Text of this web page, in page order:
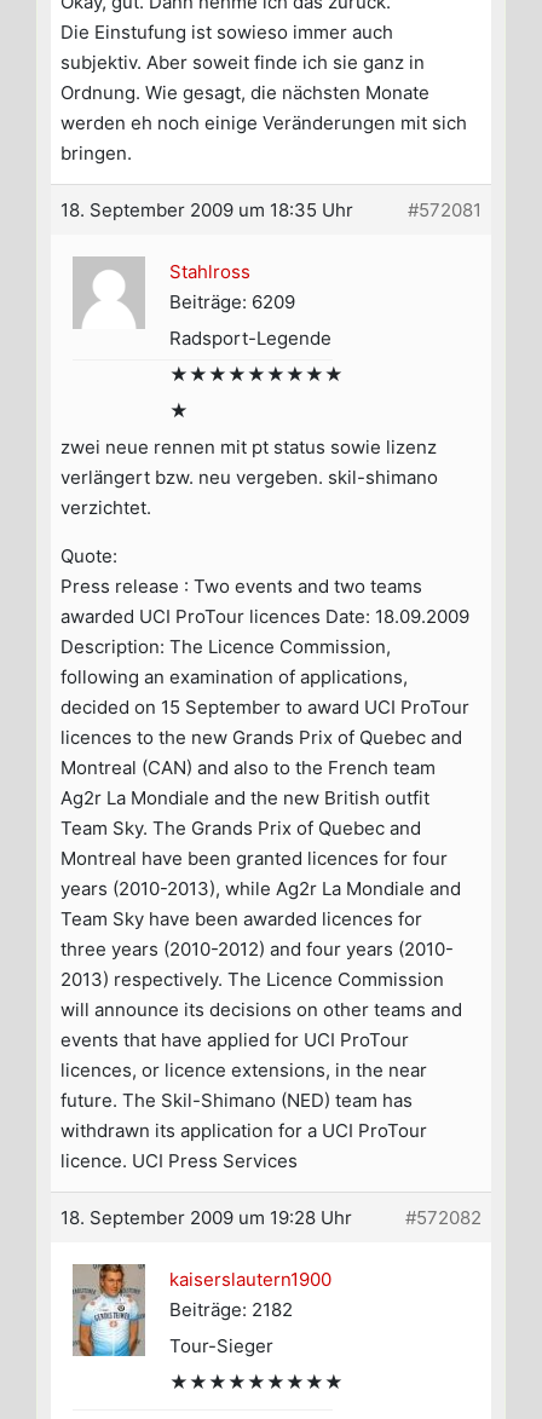
Die Einstufung ist sowieso immer auch
subjektiv. Aber soweit finde ich sie ganz in
Ordnung. Wie gesagt, die nächsten Monate
werden eh noch einige Veränderungen mit sich
bringen.
18. September 2009 um 18:35 Uhr #572081
Stahlross
Beiträge: 6209
Radsport-Legende
★★★★★★★★★
★
zwei neue rennen mit pt status sowie lizenz
verlängert bzw. neu vergeben. skil-shimano
verzichtet.
Quote:
Press release : Two events and two teams
awarded UCI ProTour licences Date: 18.09.2009
Description: The Licence Commission,
following an examination of applications,
decided on 15 September to award UCI ProTour
licences to the new Grands Prix of Quebec and
Montreal (CAN) and also to the French team
Ag2r La Mondiale and the new British outfit
Team Sky. The Grands Prix of Quebec and
Montreal have been granted licences for four
years (2010-2013), while Ag2r La Mondiale and
Team Sky have been awarded licences for
three years (2010-2012) and four years (2010-
2013) respectively. The Licence Commission
will announce its decisions on other teams and
events that have applied for UCI ProTour
licences, or licence extensions, in the near
future. The Skil-Shimano (NED) team has
withdrawn its application for a UCI ProTour
licence. UCI Press Services
18. September 2009 um 19:28 Uhr #572082
kaiserslautern1900
Beiträge: 2182
Tour-Sieger
★★★★★★★★★